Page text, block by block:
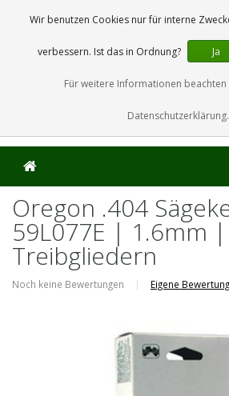
Oregon .404
59L077E | 1.6mm
Treibgliedern
Noch keine Bewertungen | Eigene
Wir benutzen Cookies nur für interne
verbessern. Ist das in Ordnung? Ja
Für weitere Informationen beachten